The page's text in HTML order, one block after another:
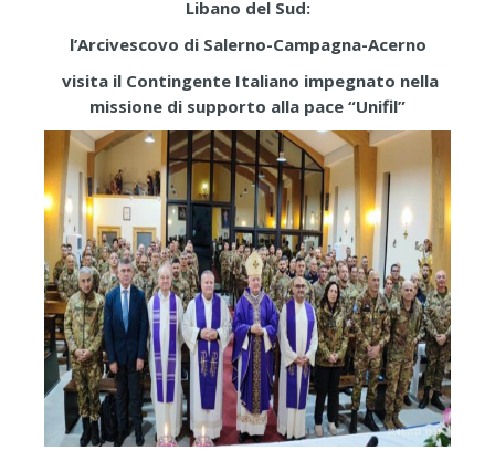
Libano del Sud:
l’Arcivescovo di Salerno-Campagna-Acerno
visita il Contingente Italiano impegnato nella
missione di supporto alla pace “Unifil”